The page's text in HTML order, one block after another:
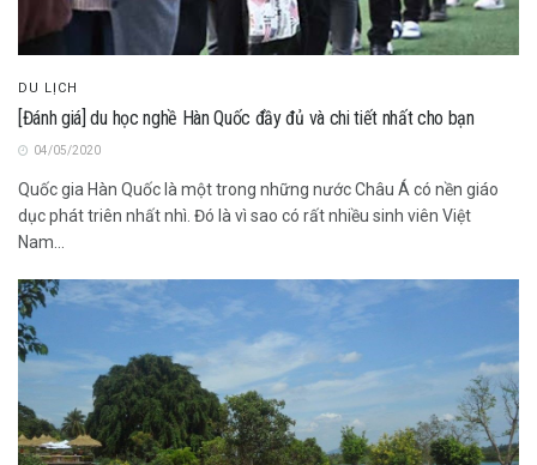
DU LỊCH
[Đánh giá] du học nghề Hàn Quốc đầy đủ và chi tiết nhất cho bạn
04/05/2020
Quốc gia Hàn Quốc là một trong những nước Châu Á có nền giáo
dục phát triên nhất nhì. Đó là vì sao có rất nhiều sinh viên Việt
Nam...